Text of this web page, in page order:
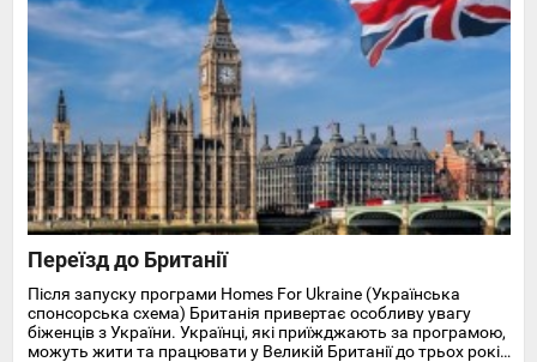
Переїзд до Британії
Після запуску програми Homes For Ukraine (Українська
спонсорська схема) Британія привертає особливу увагу
біженців з України. Українці, які приїжджають за програмою,
можуть жити та працювати у Великій Британії до трьох років